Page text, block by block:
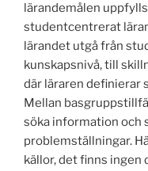
lärandemålen
studentcentrerat
lärandet utgå från
kunskapsnivå, till
där läraren definierar
Mellan
söka information och
problemställningar.
källor, det finns ingen